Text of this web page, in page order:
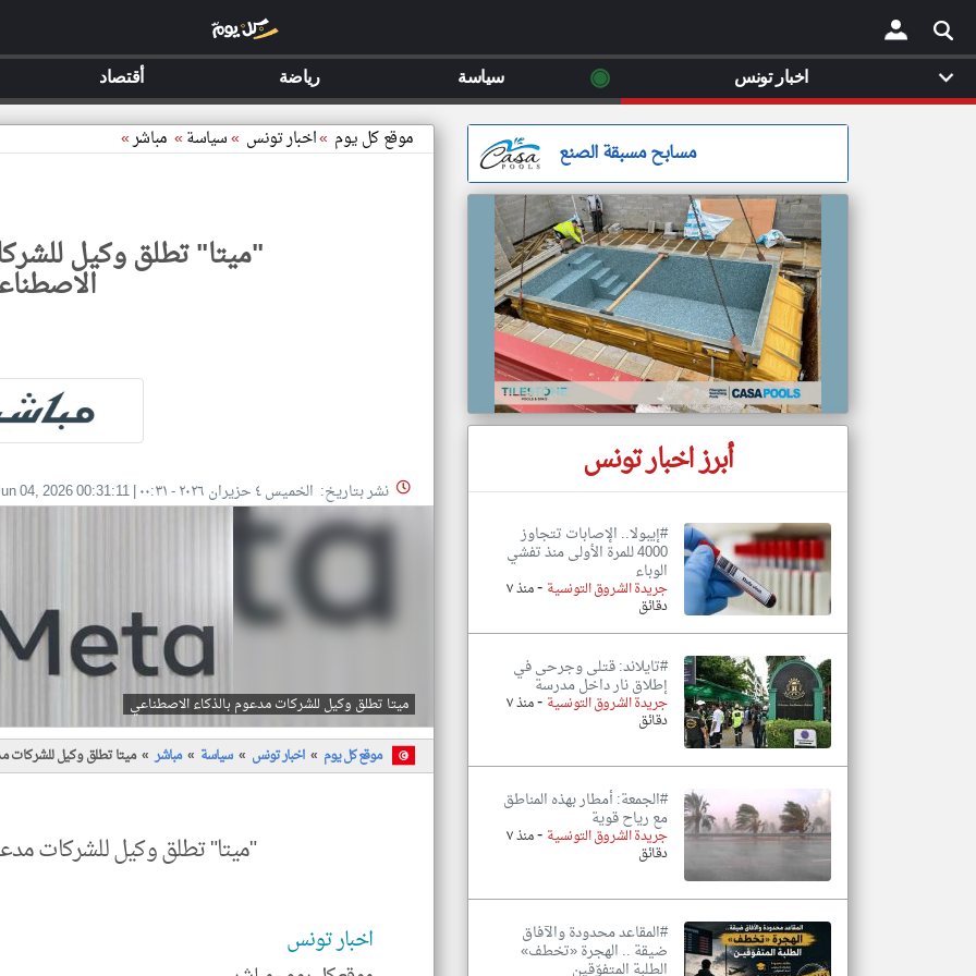
× موقع كل يوم »اخبار تونس »سياسة» مباشر»
"ميتا" تطلق وكيل
نشر بتاريخ: الخميس ٤ حزيران ٢٠٢٦ - ٠٠:٣١ |
04, 2026 00:31:11
ميتا تطلق وكيل للشركات مدعوم بالذكاء الاصطناعي
موقع كل يوم اخبار تونس سياسة مباشر ميتا تطلق وكيل للشركات
"ميتا" تطلق وكيل للشركات
اخبار تونس
مسابح مسبقة الصنع
أبرز اخبار تونس
#إيبولا.. الإصابات تتجاوز
4000 للمرة الأولى منذ تفشي
الوباء
جريدة الشروق التونسية - منذ ٧
دقائق
#تايلاند: قتلى وجرحى في
إطلاق نار داخل مدرسة
جريدة الشروق التونسية - منذ ٧
دقائق
#الجمعة: أمطار بهذه المناطق
مع رياح قوية
جريدة الشروق التونسية - منذ ٧
دقائق
#المقاعد محدودة والآفاق
ضيقة .. الهجرة «تخطف»
الطلبة المتفوّقين
اخبار تونس ◉ سياسة رياضة أقتصاد